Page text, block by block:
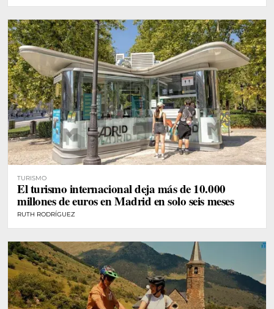
TURISMO
El turismo internacional deja más de 10.000
millones de euros en Madrid en solo seis meses
RUTH RODRÍGUEZ